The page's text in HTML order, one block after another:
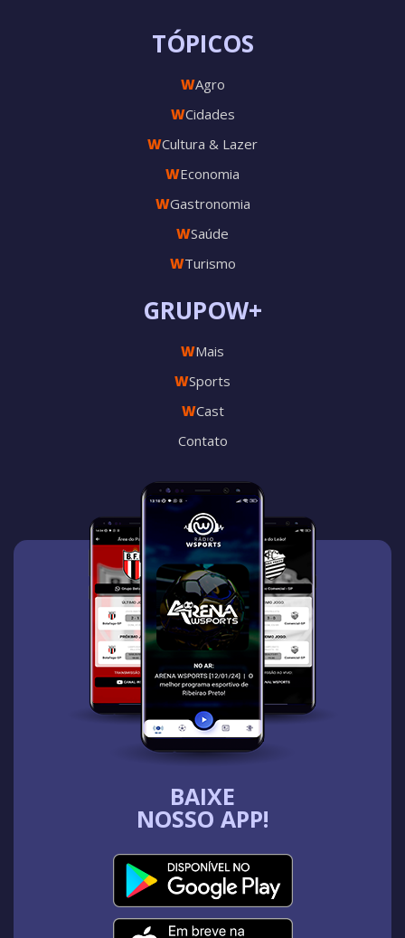
BAIXE
NOSSO APP!
GRUPOW+
WMais
WSports
WCast
Contato
TÓPICOS
WAgro
WCidades
WCultura & Lazer
WEconomia
WGastronomia
WSaúde
WTurismo